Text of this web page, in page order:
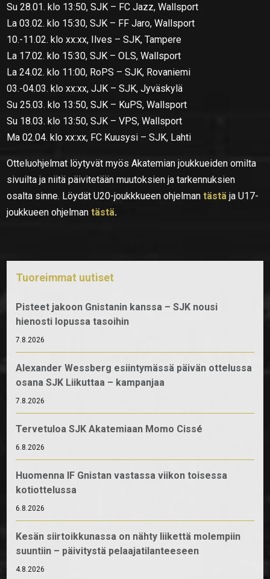
Su 28.01. klo 13:50, SJK – FC Jazz, Wallsport
La 03.02. klo 15:30, SJK – FF Jaro, Wallsport
10.-11.02. klo xx:xx, Ilves – SJK, Tampere
La 17.02. klo 15:30, SJK – OLS, Wallsport
La 24.02. klo 11:00, RoPS – SJK, Rovaniemi
03.-04.03. klo xx:xx, JJK – SJK, Jyväskylä
Su 25.03. klo 13:50, SJK – KuPS, Wallsport
Su 18.03. klo 13:50, SJK – VPS, Wallsport
Ma 02.04. klo xx:xx, FC Kuusysi – SJK, Lahti
Otteluohjelmat löytyvät myös Akatemian joukkueiden omilta
sivuilta ja niitä päivitetään muutoksien ja tarkennuksien
osalta sinne. Löydät U20-joukkkueen ohjelmantästä ja U17-
joukkueen ohjelmantästä.
Tuoreimmat uutiset
Pisteet jakoon Gnistanin kanssa – SJK nousi
hienosti lopussa tasoihin
7.8.2026
Alexander Wessberg esiintymässä päivän ottelussa
osana SJK Liikuttaa – kampanjaa
7.8.2026
Tervetuloa SJK Akatemiaan Momo Cissé
6.8.2026
Huomenna IF Gnistan vastassa viikon toisessa
kotiottelussa
6.8.2026
Kesän siirtoikkunassa on nähty liikettä molempiin
suuntiin – päivitystä pelaajatilanteeseen
4.8.2026